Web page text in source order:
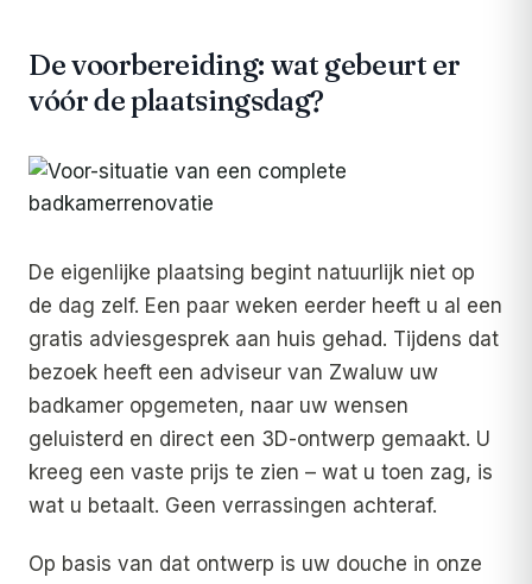
De voorbereiding: wat gebeurt er
vóór de plaatsingsdag?
De eigenlijke plaatsing begint natuurlijk niet op
de dag zelf. Een paar weken eerder heeft u al een
gratis adviesgesprek aan huis gehad. Tijdens dat
bezoek heeft een adviseur van Zwaluw uw
badkamer opgemeten, naar uw wensen
geluisterd en direct een 3D-ontwerp gemaakt. U
kreeg een vaste prijs te zien – wat u toen zag, is
wat u betaalt. Geen verrassingen achteraf.
Op basis van dat ontwerp is uw douche in onze